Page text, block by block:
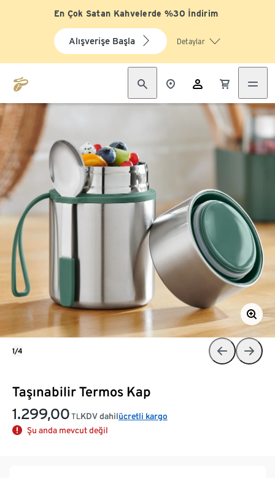
En Çok Satan Kahvelerde %30 İndirim
Alışverişe Başla Detaylar
Taşınabilir Termos Kap
1.299,00 TL KDV dahilücretli kargo
Şu anda mevcut değil
1/4